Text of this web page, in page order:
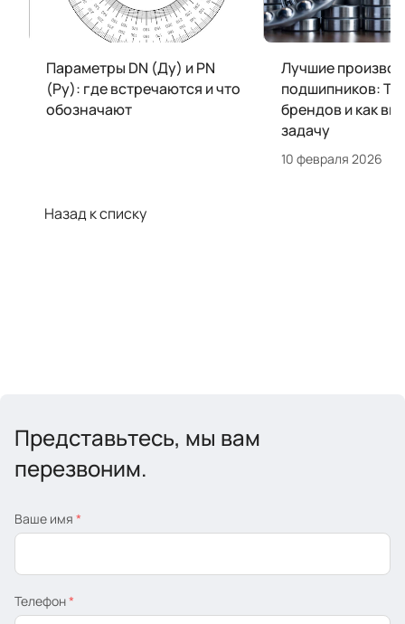
Параметры DN (Ду) и PN
(Ру): где встречаются и что
обозначают
Лучшие
подшипников:
брендов и как
задачу
10 февраля 2026
Назад к списку
Представьтесь, мы вам
перезвоним.
Ваше имя *
Телефон*